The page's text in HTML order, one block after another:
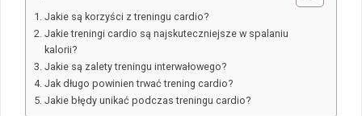
Jakie są korzyści z treningu cardio?
Jakie treningi cardio są najskuteczniejsze w spalaniu
kalorii?
Jakie są zalety treningu interwałowego?
Jak długo powinien trwać trening cardio?
Jakie błędy unikać podczas treningu cardio?